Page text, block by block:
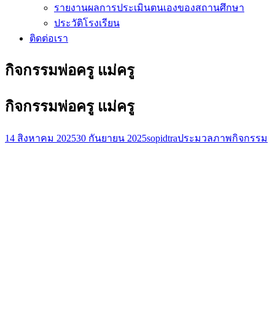
รายงานผลการประเมินตนเองของสถานศึกษา
ประวัติโรงเรียน
ติดต่อเรา
กิจกรรมพ่อครู แม่ครู
กิจกรรมพ่อครู แม่ครู
14 สิงหาคม 202530 กันยายน 2025sopidtraประมวลภาพกิจกรรม